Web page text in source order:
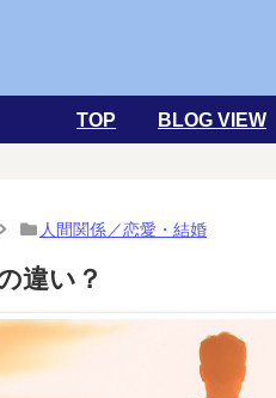
TOP BLOG VIEW
人間関係／恋愛・結婚
違い？